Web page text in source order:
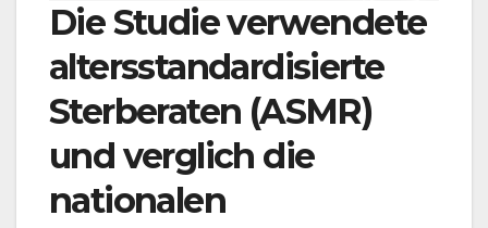
Die Studie verwendete
altersstandardisierte
Sterberaten (ASMR)
und verglich die
nationalen